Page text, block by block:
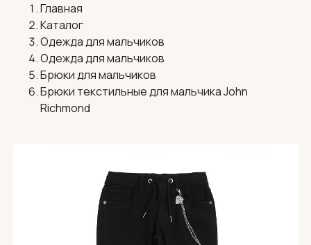
Главная
Каталог
Одежда для мальчиков
Одежда для мальчиков
Брюки для мальчиков
Брюки текстильные для мальчика John
Richmond